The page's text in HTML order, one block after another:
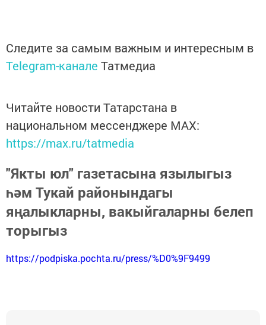
Следите за самым важным и интересным в
Telegram-канале Татмедиа
Читайте новости Татарстана в
национальном мессенджере MАХ:
https://max.ru/tatmedia
"Якты юл" газетасына язылыгыз
һәм Тукай районындагы
яңалыкларны, вакыйгаларны белеп
торыгыз
https://podpiska.pochta.ru/press/%D0%9F9499